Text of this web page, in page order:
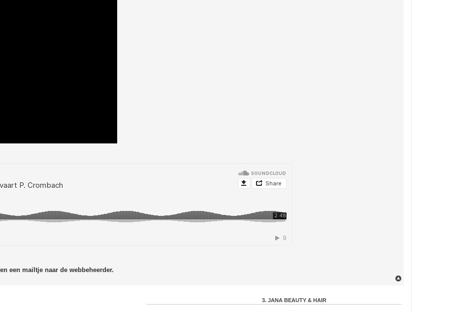
een mailtje naar de webbeheerder.
3. JANA BEAUTY & HAIR